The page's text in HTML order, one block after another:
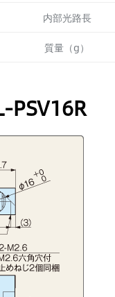
内部光路長
質量（g）
PSV16R